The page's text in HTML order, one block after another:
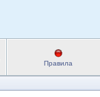
Правила